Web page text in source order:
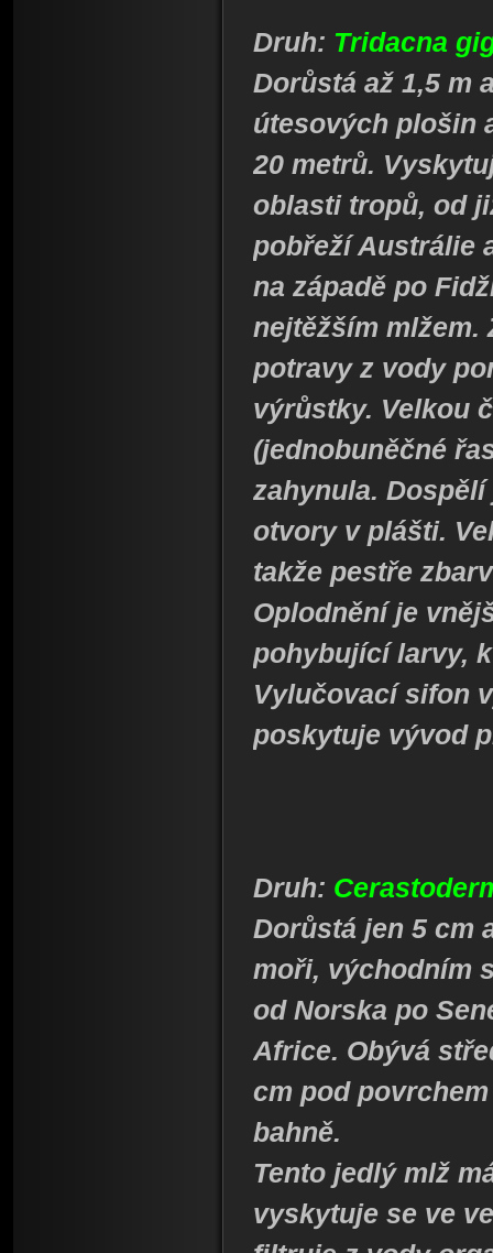
Druh: Tridacna
Dorůstá až 1,5 m
útesových plošin
20 metrů.
oblasti tropů, od
pobřeží Austrálie
na západě po
nejtěžším
potravy z vody
výrůstky. Velkou
(jednobuněčné
zahynula.
otvory v plášti.
takže pestře
Oplodnění je
pohybující larvy,
Vylučovací sifon
poskytuje vývod
Druh:
Dorůstá jen 5 cm
moři, východním
od Norska po
Africe. Obývá
cm pod
bahně.
Tento jedlý mlž
vyskytuje se ve